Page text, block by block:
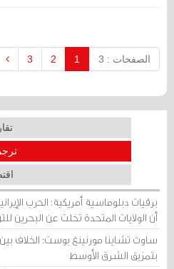
الصفحات : 3 1
2
3
برقيات دبلوماسية أمريكية: الحرب
أن الولايات المتحدة تخلت عن البحرين
ساوث تشاينا مورنينغ بوست: الخلاف
بتمزيق الشرق الأوسط